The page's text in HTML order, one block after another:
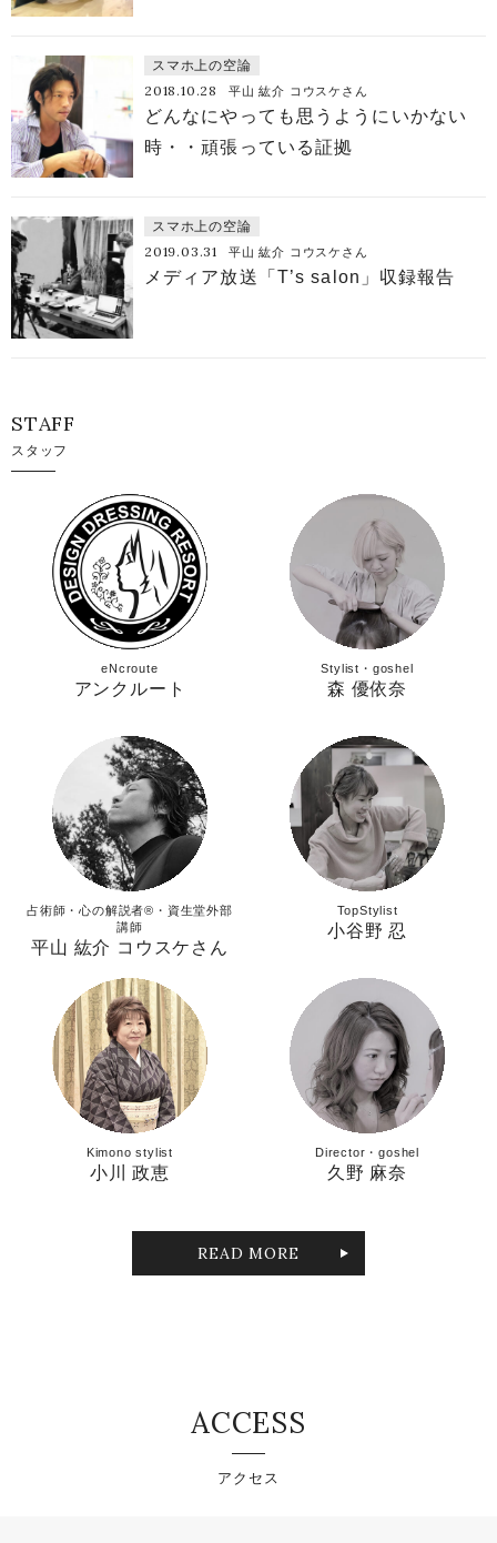
スマホ上の空論
2018.10.28 平山 紘介 コウスケさん
どんなにやっても思うようにいかない
時・・頑張っている証拠
スマホ上の空論
2019.03.31 平山 紘介 コウスケさん
メディア放送「T’s salon」収録報告
STAFF
スタッフ
eNcroute
アンクルート
Stylist・goshel
森 優依奈
占術師・心の解説者®︎・資生堂外部
講師
平山 紘介 コウスケさん
TopStylist
小谷野 忍
Kimono stylist
小川 政恵
Director・goshel
久野 麻奈
READ MORE
ACCESS
アクセス